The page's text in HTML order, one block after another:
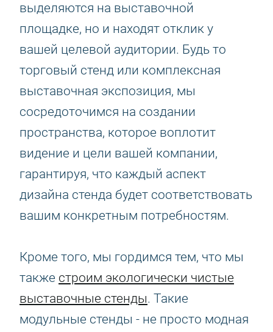
выделяются на выставочной
площадке, но и находят отклик у
вашей целевой аудитории. Будь то
торговый стенд или комплексная
выставочная экспозиция, мы
сосредоточимся на создании
пространства, которое воплотит
видение и цели вашей компании,
гарантируя, что каждый аспект
дизайна стенда будет соответствовать
вашим конкретным потребностям.
Кроме того, мы гордимся тем, что мы
также строим экологически чистые
выставочные стенды. Такие
модульные стенды - не просто модная